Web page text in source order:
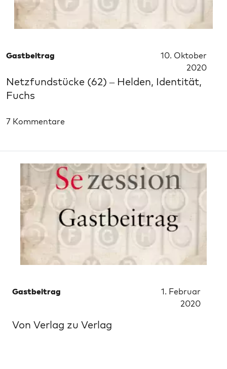
Gastbeitrag
10. Oktober
2020
Netzfundstücke (62) – Helden, Identität,
Fuchs
7 Kommentare
Gastbeitrag
1. Februar
2020
Von Verlag zu Verlag